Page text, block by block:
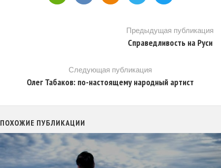
Предыдущая публикация
Справедливость на Руси
Следующая публикация
Олег Табаков: по-настоящему народный артист
ПОХОЖИЕ ПУБЛИКАЦИИ